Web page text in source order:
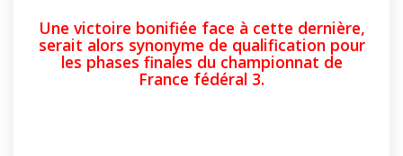
Une victoire bonifiée face à cette dernière,
serait alors synonyme de qualification pour
les phases finales du championnat de
France fédéral 3.